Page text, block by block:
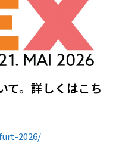
て。詳しくはこち
2026/